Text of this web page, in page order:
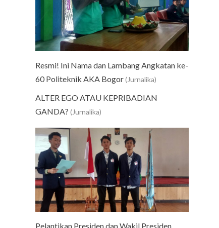
Resmi! Ini Nama dan Lambang Angkatan ke-
60 Politeknik AKA Bogor (Jurnalika)
ALTER EGO ATAU KEPRIBADIAN
GANDA? (Jurnalika)
Pelantikan Presiden dan Wakil Presiden